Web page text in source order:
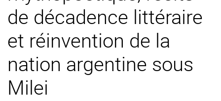
de décadence littéraire
et réinvention de la
nation argentine sous
Milei